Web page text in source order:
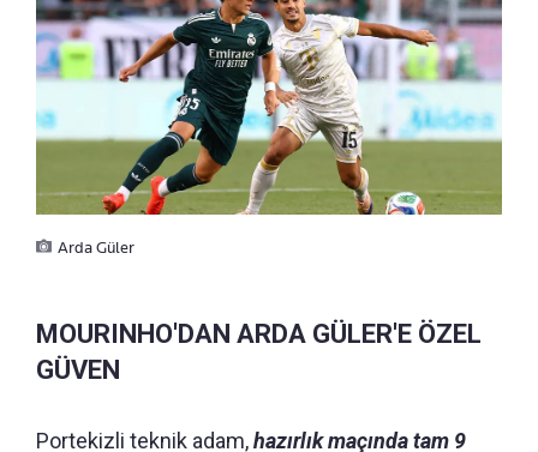
Arda Güler
MOURINHO'DAN ARDA GÜLER'E ÖZEL
GÜVEN
Portekizli teknik adam,hazırlık maçında tam 9